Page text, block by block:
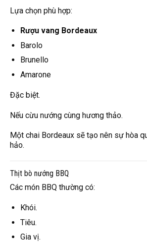
Lựa chọn phù hợp:
Rượu vang Bordeaux
Barolo
Brunello
Amarone
Đặc biệt.
Nếu cừu nướng cùng hương thảo.
Một chai Bordeaux sẽ tạo nên sự hòa
hảo.
Thịt bò nướng BBQ
Các món BBQ thường có:
Khói.
Tiêu.
Gia vị.